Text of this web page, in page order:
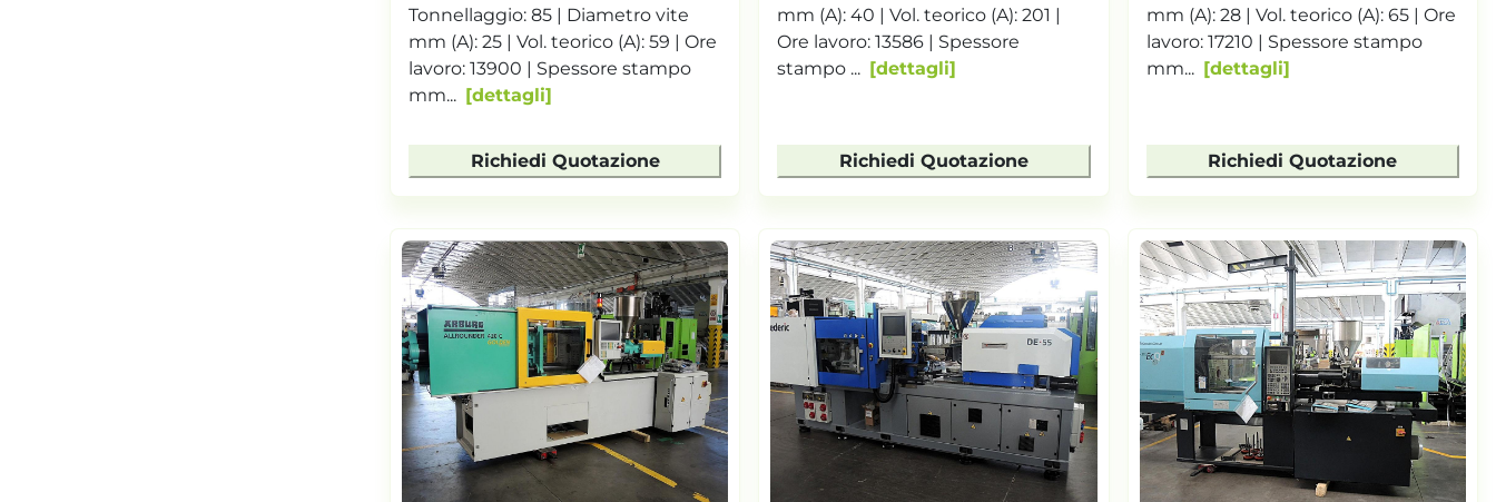
Tonnellaggio: 85 | Diametro vite
mm (A): 25 | Vol. teorico (A): 59 | Ore
lavoro: 13900 | Spessore stampo
mm...
dettagli
Richiedi Quotazione
mm (A): 40 | Vol. teorico (A): 201 |
Ore lavoro: 13586 | Spessore
stampo ...
dettagli
Richiedi Quotazione
mm (A): 28 | Vol. teorico (A): 65 | Ore
lavoro: 17210 | Spessore stampo
mm...
dettagli
Richiedi Quotazione